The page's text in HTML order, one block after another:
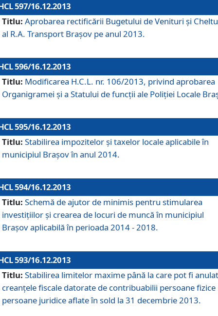
597/16.12.2013
Titlu: Aprobarea rectificării Bugetului de Venituri şi
al R.A. Transport Braşov pe anul 2013.
596/16.12.2013
Titlu: Modificarea H.C.L. nr. 106/2013, privind aprobarea
Organigramei şi a Statului de funcţii ale Poliţiei Locale
595/16.12.2013
Titlu: Stabilirea impozitelor şi taxelor locale aplicabile în
municipiul Braşov în anul 2014.
594/16.12.2013
Titlu: Schemă de ajutor de minimis pentru stimularea
investiţiilor şi crearea de locuri de muncă în municipiul
Braşov aplicabilă în perioada 2014 - 2018.
593/16.12.2013
Titlu: Stabilirea limitelor maxime până la care pot fi
creanţele fiscale datorate de contribuabilii persoane fizice
persoane juridice aflate în sold la 31 decembrie 2013.